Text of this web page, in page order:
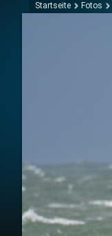
Startseite Fotos